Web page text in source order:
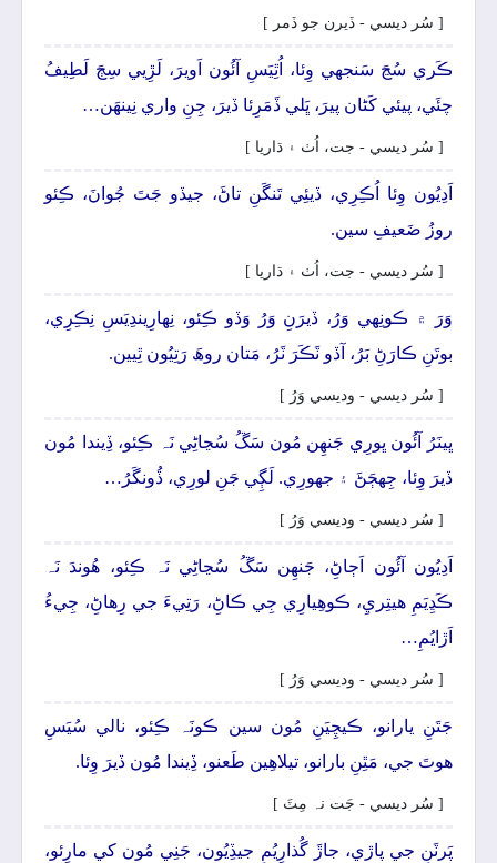
[ سُر ديسي - ڏيرن جو ڏمر ]
ڪَري سُڃَ سَنجهي وِئا، اُٿِيَسِ آئُون اَويرَ، لَڙِيي سِڄَ لَطِيفُ
چئَي، پيئي کَڻان پيرَ، ڀَلي ڏَمَرِئا ڏيرَ، جِنِ واري نِينھَن…
[ سُر ديسي - جت، اُٺ ۽ ڌاريا ]
اَدِيُون وِئا اُڪِرِي، ڏيئِي تَنگَنِ تاڻَ، جيڏو جَتَ جُوانَ، ڪِئو
روزُ ضَعيفِ سين.
[ سُر ديسي - جت، اُٺ ۽ ڌاريا ]
وَرَ ۾ ڪونِهي وَرُ، ڏيرَنِ وَرُ وَڏو ڪِئو، نِھارِيندِيَسِ نِڪِرِي،
بوتَنِ ڪارَڻِ بَرُ، آڏو ٽَڪَرَ ٽَرُ، مَتان روھَ رَتِيُون ٿِيين.
[ سُر ديسي - وديسي وَرُ ]
ڀينَرُ آئُون ڀورِي جَنھِن مُون سَڱُ سُڃاڻِي نَہ ڪِئو، ڏِيندا مُون
ڏيرَ وِئا، جِهڄَڻَ ۽ جهورِي. لَڳِي جَنِ لورِي، ڏُونگَرُ…
[ سُر ديسي - وديسي وَرُ ]
اَدِيُون آئُون اَڄاڻِ، جَنھِن سَڱُ سُڃاڻِي نَہ ڪِئو، ھُوندَ نَہ
ڪَڍِيَمِ ھيتِريِ، ڪوھِيارِي جِي ڪاڻِ، رَتِيءَ جي رِھاڻِ، جِيءُ
اَڙايُمِ…
[ سُر ديسي - وديسي وَرُ ]
جَتَنِ يارانو، ڪيچِيَنِ مُون سين ڪونَہ ڪِئو، نالي سُيَسِ
ھوتَ جي، مَٿِنِ بارانو، تيلاھِين طَعنو، ڏِيندا مُون ڏيرَ وِئا.
[ سُر ديسي - جَت نہ مِٽَ ]
پَرٽَنِ جي پاڙي، جاڙَ گُذارِيُمِ جيڏِيُون، جَنِي مُون کي مارِئو،